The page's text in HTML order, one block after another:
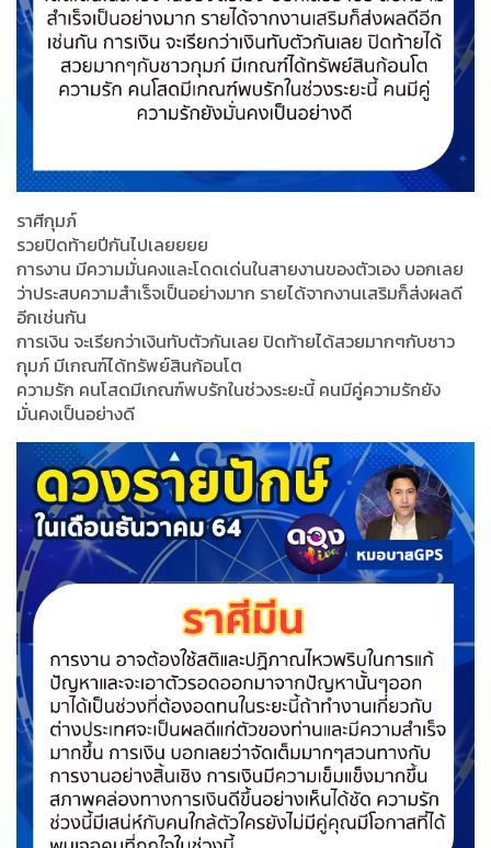
ราศีกุมภ์
รวยปิดท้ายปีกันไปเลยยยย
การงาน มีความมั่นคงและโดดเด่นในสายงานของตัวเอง บอกเลย
ว่าประสบความสำเร็จเป็นอย่างมาก รายได้จากงานเสริมก็ส่งผลดี
อีกเช่นกัน
การเงิน จะเรียกว่าเงินทับตัวกันเลย ปิดท้ายได้สวยมากๆกับชาว
กุมภ์ มีเกณฑ์ได้ทรัพย์สินก้อนโต
ความรัก คนโสดมีเกณฑ์พบรักในช่วงระยะนี้ คนมีคู่ความรักยัง
มั่นคงเป็นอย่างดี